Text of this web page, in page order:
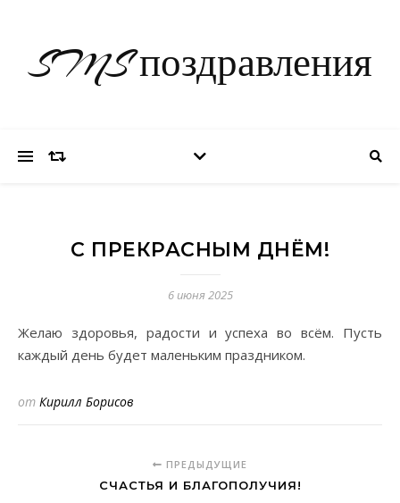
SMS поздравления
С ПРЕКРАСНЫМ ДНЁМ!
6 июня 2025
Желаю здоровья, радости и успеха во всём. Пусть
каждый день будет маленьким праздником.
от Кирилл Борисов
ПРЕДЫДУЩИЕ
СЧАСТЬЯ И БЛАГОПОЛУЧИЯ!